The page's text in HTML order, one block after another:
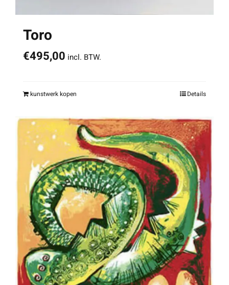
Toro
€495,00 incl. BTW.
kunstwerk kopen Details